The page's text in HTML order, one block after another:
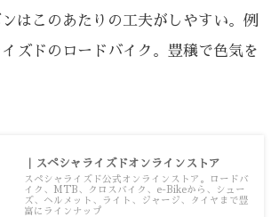
ンはこのあたりの工夫がしやすい。例
ズドのロードバイク。豊穣で色気を
｜スペシャライズドオンラインストア
スペシャライズド公式オンラインストア。ロードバ
イク、MTB、クロスバイク、e-Bikeから、シュー
ズ、ヘルメット、ライト、ジャージ、タイヤまで豊
富にラインナップ